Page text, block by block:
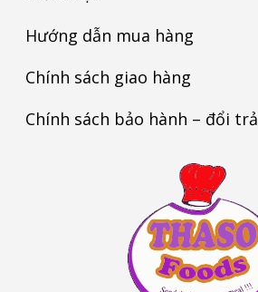
Hướng dẫn mua hàng
Chính sách giao hàng
Chính sách bảo hành – đổi trả